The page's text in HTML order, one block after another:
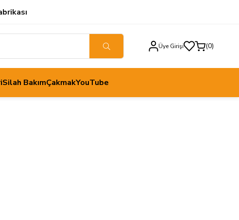
Üye Girişi 0
Silah BakımÇakmakYouTube